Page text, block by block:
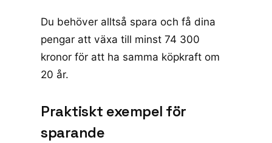
Du behöver alltså spara och få dina
pengar att växa till minst 74 300
kronor för att ha samma köpkraft om
20 år.
Praktiskt exempel för
sparande